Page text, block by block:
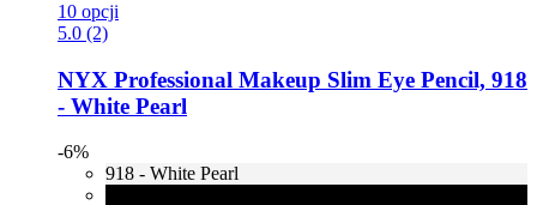
10 opcji
5.0 (2)
NYX Professional Makeup Slim Eye Pencil, 918
-​ White Pearl
-6%
918 - White Pearl